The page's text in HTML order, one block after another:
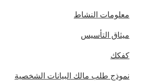
معلومات النشاط
ميثاق التأسيس
كفكك
نموذج طلب مالك البيانات الشخصية